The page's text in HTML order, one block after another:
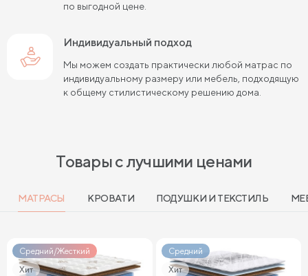
Жесткие пружинные матрасы 160х200 см
Жесткие беспружинные матрасы 160х200 см
Мягкие беспружинные матрасы
Высокие двуспальные матрасы
Матрасы с независимыми пружинами 180х200 см
по выгодной цене.
Индивидуальный подход
Мы можем создать практически любой матрас по
индивидуальному размеру или мебель, подходящую
к общему стилистическому решению дома.
Товары с лучшими ценами
МАТРАСЫ КРОВАТИ ПОДУШКИ И ТЕКСТИЛЬ
Средний/Жесткий
Хит
Средний
Хит